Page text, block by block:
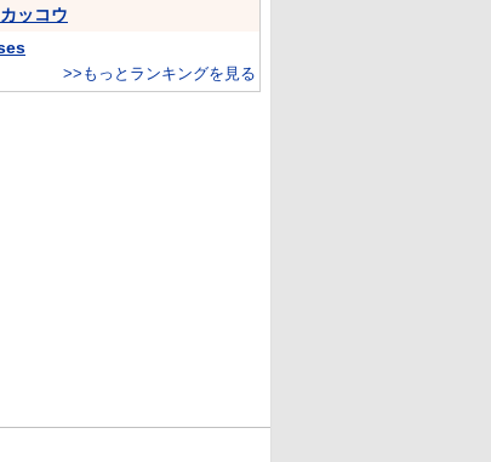
ッコウ
>>もっとランキングを見る